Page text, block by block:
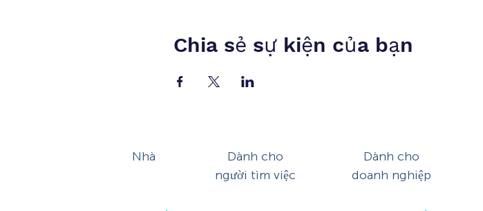
Chia sẻ sự kiện của bạn
Nhà
Dành cho
người tìm việc
Dành cho
doanh nghiệp